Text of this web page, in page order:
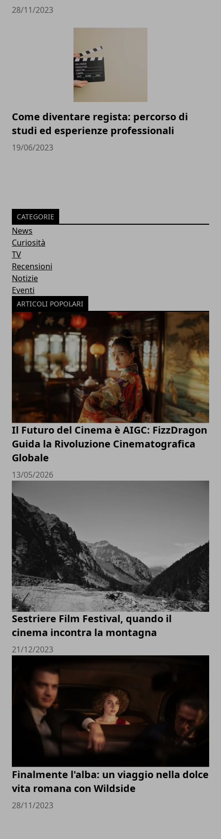
28/11/2023
Come diventare regista: percorso di
studi ed esperienze professionali
19/06/2023
CATEGORIE
News
Curiosità
TV
Recensioni
Notizie
Eventi
ARTICOLI POPOLARI
Il Futuro del Cinema è AIGC: FizzDragon
Guida la Rivoluzione Cinematografica
Globale
13/05/2026
Sestriere Film Festival, quando il
cinema incontra la montagna
21/12/2023
Finalmente l'alba: un viaggio nella dolce
vita romana con Wildside
28/11/2023